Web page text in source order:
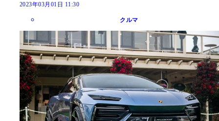
2023年03月01日 11:30
クルマ